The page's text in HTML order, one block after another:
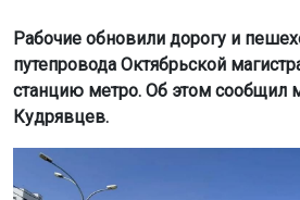
Рабочие обновили дорогу и
путепровода Октябрьской
станцию метро. Об этом сообщил
Кудрявцев.